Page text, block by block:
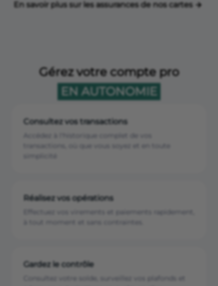
En savoir plus sur les assurances de nos cartes
Gérez votre compte pro
EN AUTONOMIE
Consultez vos transactions
Réalisez vos opérations
Effectuez vos virements et paiements rapidement,
Gardez le contrôle